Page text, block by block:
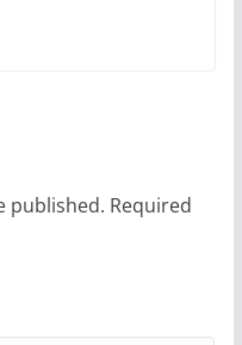
published. Required